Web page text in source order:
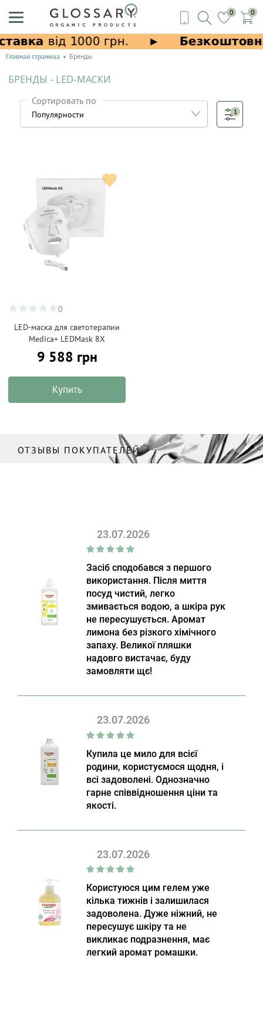
0 0
Главная страница Бренды
БРЕНДЫ - LED-МАСКИ
Сортировать по
1
0
LED-маска для светотерапии
Medica+ LEDMask 8X
9 588 грн
Купить
ОТЗЫВЫ ПОКУПАТЕЛЕЙ
23.07.2026
Засіб сподобався з першого
використання. Після миття
посуд чистий, легко
змивається водою, а шкіра рук
не пересушується. Аромат
лимона без різкого хімічного
запаху. Великої пляшки
надовго вистачає, буду
замовляти щє!
23.07.2026
Купила це мило для всієї
родини, користуємося щодня, і
всі задоволені. Однозначно
гарне співвідношення ціни та
якості.
23.07.2026
Користуюся цим гелем уже
кілька тижнів і залишилася
задоволена. Дуже ніжний, не
пересушує шкіру та не
викликає подразнення, має
легкий аромат ромашки.